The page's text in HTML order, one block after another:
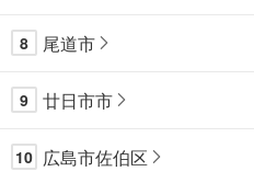
8 尾道市
9 廿日市市
10 広島市佐伯区